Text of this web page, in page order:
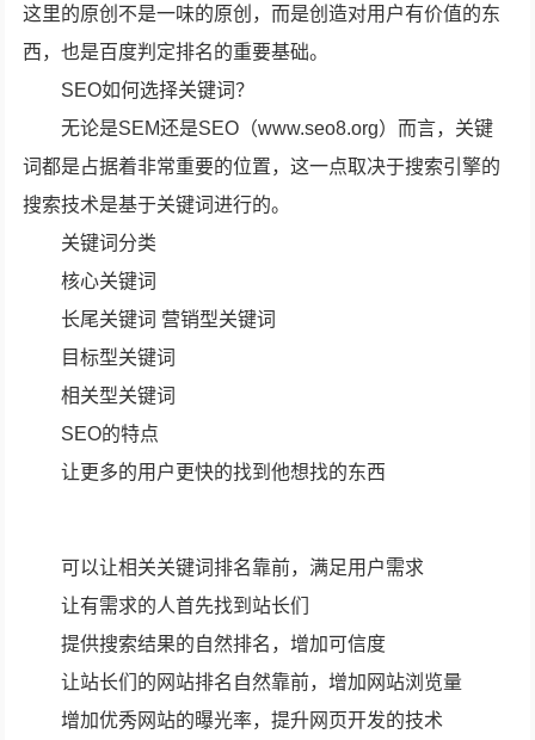
这里的原创不是一味的原创，而是创造对用户有价值的东
西，也是百度判定排名的重要基础。
SEO如何选择关键词？
无论是SEM还是SEO（www.seo8.org）而言，关键
词都是占据着非常重要的位置，这一点取决于搜索引擎的
搜索技术是基于关键词进行的。
关键词分类
核心关键词
长尾关键词 营销型关键词
目标型关键词
相关型关键词
SEO的特点
让更多的用户更快的找到他想找的东西
可以让相关关键词排名靠前，满足用户需求
让有需求的人首先找到站长们
提供搜索结果的自然排名，增加可信度
让站长们的网站排名自然靠前，增加网站浏览量
增加优秀网站的曝光率，提升网页开发的技术